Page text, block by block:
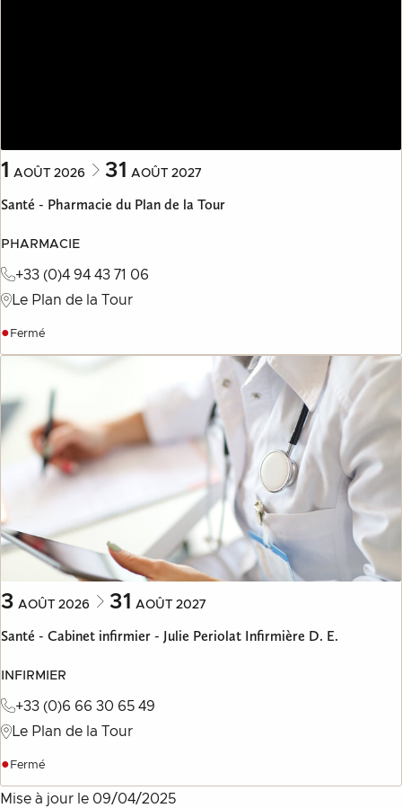
1 AOÛT 2026 31 AOÛT 2027
Santé - Pharmacie du Plan de la Tour
PHARMACIE
+33 (0)4 94 43 71 06
Le Plan de la Tour
● Fermé
3 AOÛT 2026 31 AOÛT 2027
Santé - Cabinet infirmier - Julie Periolat Infirmière D. E.
INFIRMIER
+33 (0)6 66 30 65 49
Le Plan de la Tour
● Fermé
Mise à jour le 09/04/2025